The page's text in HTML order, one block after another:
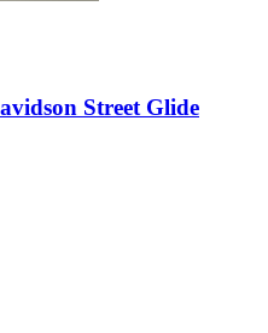
Street Glide